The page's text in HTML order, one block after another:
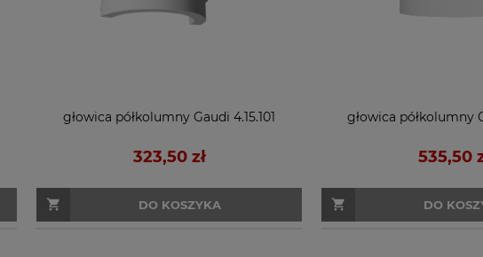
głowica półkolumny Gaudi 4.15.101
323,50 zł
DO KOSZYKA
głowica półkolumny
535,50
DO